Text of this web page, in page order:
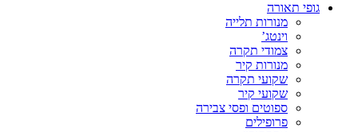
גופי תאורה
מנורות תלייה
וינטג’
צמודי תקרה
מנורות קיר
שקועי תקרה
שקועי קיר
ספוטים ופסי צבירה
פרופילים